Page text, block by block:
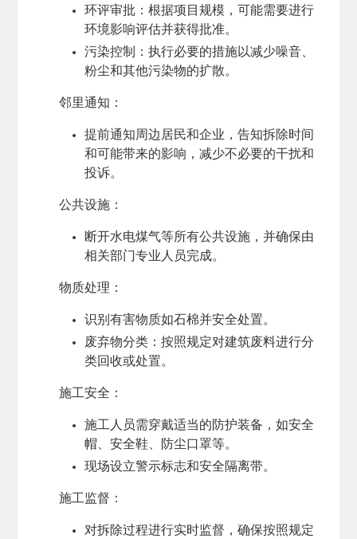
环评审批：根据项目规模，可能需要进行
环境影响评估并获得批准。
污染控制：执行必要的措施以减少噪音、
粉尘和其他污染物的扩散。
邻里通知 ：
提前通知周边居民和企业，告知拆除时间
和可能带来的影响，减少不必要的干扰和
投诉。
公共设施 ：
断开水电煤气等所有公共设施，并确保由
相关部门专业人员完成。
物质处理 ：
识别有害物质如石棉并安全处置。
废弃物分类：按照规定对建筑废料进行分
类回收或处置。
施工安全 ：
施工人员需穿戴适当的防护装备，如安全
帽、安全鞋、防尘口罩等。
现场设立警示标志和安全隔离带。
施工监督 ：
对拆除过程进行实时监督，确保按照规定